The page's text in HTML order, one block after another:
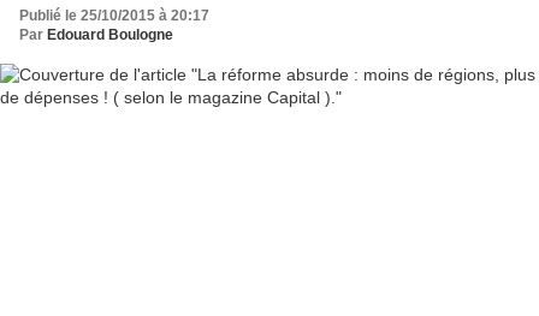
Publié le 25/10/2015 à 20:17
Par Edouard Boulogne